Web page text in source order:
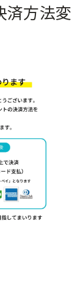
済方法変